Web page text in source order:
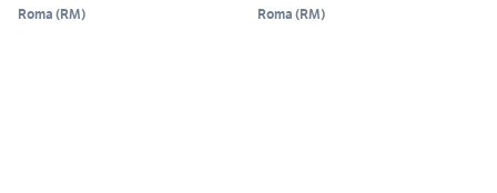
Roma (RM) Roma (RM)